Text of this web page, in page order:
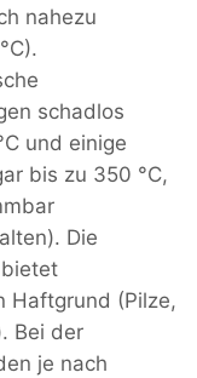
nahezu
schadlos
und einige
bis zu 350 °C,
Die
Haftgrund (Pilze,
Bei der
je nach